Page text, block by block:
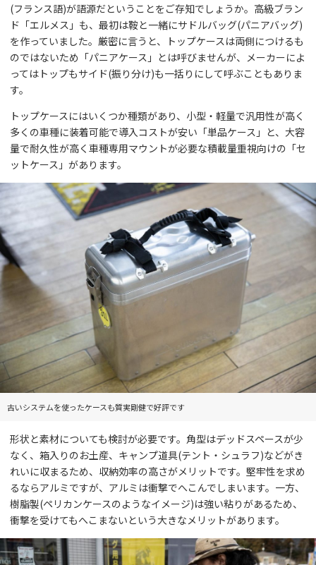
(フランス語)が語源だということをご存知でしょうか。高級ブラン
ド「エルメス」も、最初は鞍と一緒にサドルバッグ(パニアバッグ)
を作っていました。厳密に言うと、トップケースは両側につけるも
のではないため「パニアケース」とは呼びませんが、メーカーによ
ってはトップもサイド(振り分け)も一括りにして呼ぶこともありま
す。
トップケースにはいくつか種類があり、小型・軽量で汎用性が高く
多くの車種に装着可能で導入コストが安い「単品ケース」と、大容
量で耐久性が高く車種専用マウントが必要な積載量重視向けの「セ
ットケース」があります。
古いシステムを使ったケースも質実剛健で好評です
形状と素材についても検討が必要です。角型はデッドスペースが少
なく、箱入りのお土産、キャンプ道具(テント・シュラフ)などがき
れいに収まるため、収納効率の高さがメリットです。堅牢性を求め
るならアルミですが、アルミは衝撃でへこんでしまいます。一方、
樹脂製(ペリカンケースのようなイメージ)は強い粘りがあるため、
衝撃を受けてもへこまないという大きなメリットがあります。